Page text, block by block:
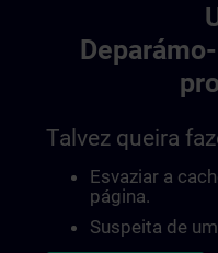
Talvez queira
Esvaziar a
página.
Suspeita de